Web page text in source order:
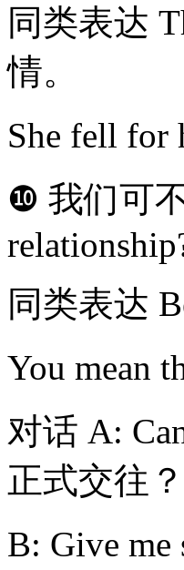
同类表达
情。
She fell for
❿ 我们可
同类表达
You mean
对话 A:
正式交往？
B: Give